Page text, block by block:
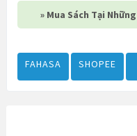
» Mua Sách Tại
FAHASA SHOPEE